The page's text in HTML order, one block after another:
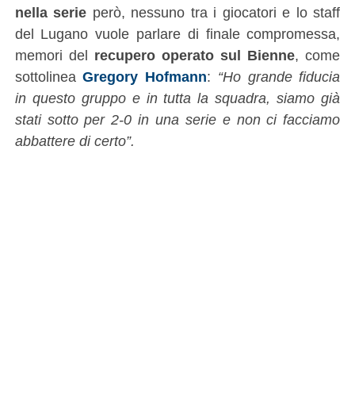
nella serie però, nessuno tra i giocatori e lo staff
del Lugano vuole parlare di finale compromessa,
memori del recupero operato sul Bienne, come
sottolineaGregory Hofmann: “Ho grande fiducia
in questo gruppo e in tutta la squadra, siamo già
stati sotto per 2-0 in una serie e non ci facciamo
abbattere di certo”.